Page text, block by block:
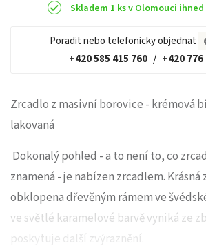
Skladem 1 ks v Olomouci
Poradit nebo telefonicky objednat
+420 585 415 760 / +420 776
Zrcadlo z masivní borovice - krémová
lakovaná
Dokonalý pohled - a to není to, co
znamená - je nabízen zrcadlem.
obklopena dřevěným rámem ve
ve světlé karamelové barvě vyniká ze
poskytuje další zvýraznění.